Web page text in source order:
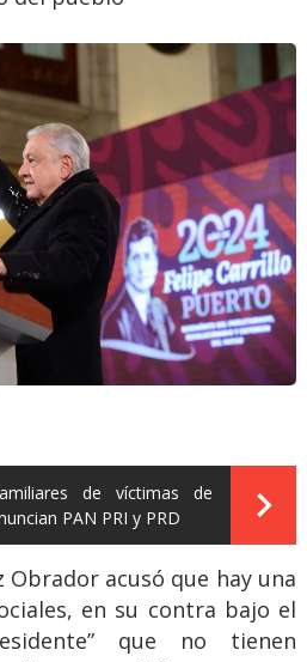
de víctimas de
PAN PRI y PRD
Obrador acusó que hay una
en su contra bajo el
que no tienen